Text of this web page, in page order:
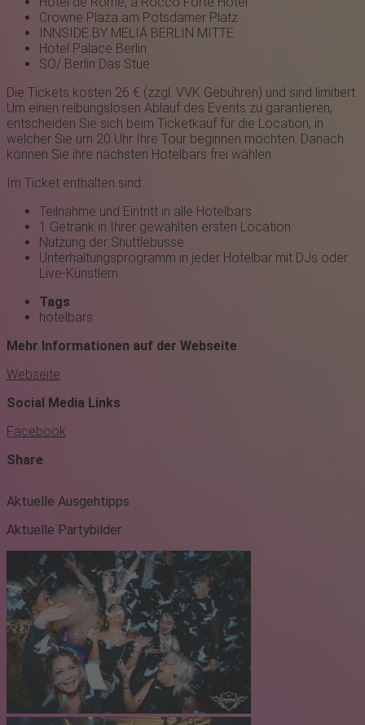
Crowne Plaza am Potsdamer Platz
INNSIDE BY MELIÁ BERLIN MITTE
Hotel Palace Berlin
SO/ Berlin Das Stue
Die Tickets kosten 26 € (zzgl. VVK Gebühren) und sind limitiert.
Um einen reibungslosen Ablauf des Events zu garantieren,
entscheiden Sie sich beim Ticketkauf für die Location, in
welcher Sie um 20 Uhr Ihre Tour beginnen möchten. Danach
können Sie ihre nächsten Hotelbars frei wählen.
Im Ticket enthalten sind:
Teilnahme und Eintritt in alle Hotelbars
1 Getränk in Ihrer gewählten ersten Location
Nutzung der Shuttlebusse
Unterhaltungsprogramm in jeder Hotelbar mit DJs oder
Live-Künstlern
Tags
hotelbars
Mehr Informationen auf der Webseite
Webseite
Social Media Links
Facebook
Share
Aktuelle Ausgehtipps
Aktuelle Partybilder